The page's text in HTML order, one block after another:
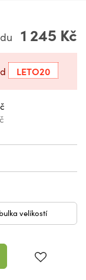
1 245 Kč
LETO20
velikostí